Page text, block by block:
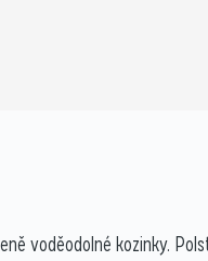
voděodolné kozinky.